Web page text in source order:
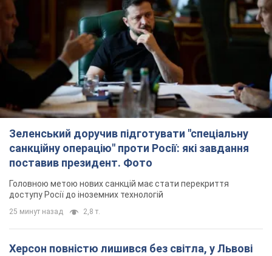
Зеленський доручив підготувати "спеціальну
санкційну операцію" проти Росії: які завдання
поставив президент. Фото
Головною метою нових санкцій має стати перекриття
доступу Росії до іноземних технологій
25 минут назад 2,8 т.
Херсон повністю лишився без світла, у Львові